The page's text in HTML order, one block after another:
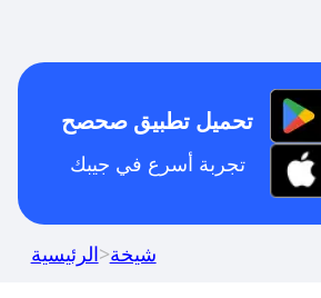
تحميل تطبيق صحصح
تجربة أسرع في جيبك
الرئيسية>شيخة